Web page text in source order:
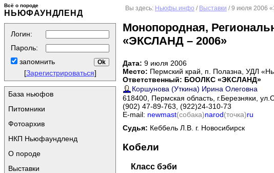
Всё о породе
НЬЮФАУНДЛЕНД
Логин:
Пароль:
запомнить
[Зарегистрироваться]
База ньюфов
Питомники
Фотоархив
НКП Ньюфаундленд
О породе
Выставки
Вы здесь: Ньюфы.инфо / Выставки / 9 июля 2006
Монопородная,
«ЭКСЛАНД – 2006»
Дата: 9 июля 2006
Место: Пермский край, п. Полазна, УДЛ
Ответственный: БООЛКС «ЭКСЛАНД»
Коршунова (Уткина) Ирина Олеговна
618400, Пермская область, г.Березняки,
(902) 47-89-763, (922)24-310-73
Е-mail: newmast(собака)narod(точка)ru
Судья: Кеббель Л.В. г. Новосибирск
Кобели
Класс бэби